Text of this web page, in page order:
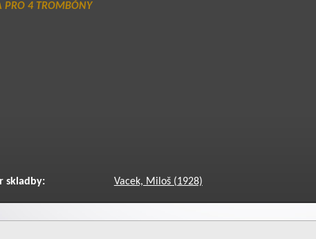
PRO 4 TROMBÓNY
skladby: Vacek, Miloš (1928)